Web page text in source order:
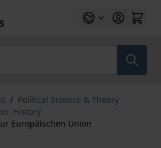
/ Political Science & Theory
History
Europäischen Union